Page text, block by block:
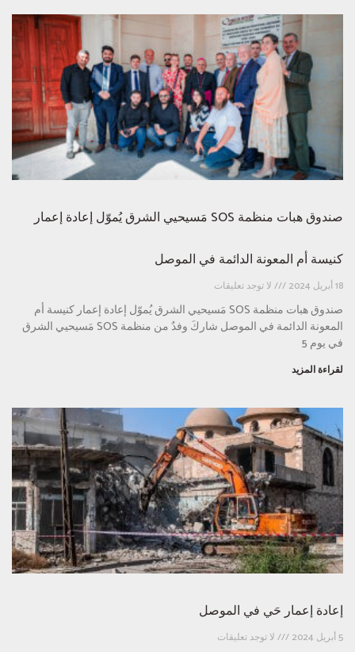
صندوق هبات منظمة SOS مَسيحيي الشرق يُموّل إعادة إعمار
كنيسة أم المعونة الدائمة في الموصل
18 أبريل 2024 لا توجد تعليقات
صندوق هبات منظمة SOS مَسيحيي الشرق يُموّل إعادة إعمار كنيسة أم
المعونة الدائمة في الموصل شاركَ وفدٌ من منظمة SOS مَسيحيي الشرق
في يوم 5
لقراءة المزيد
إعادة إعمار حَي في الموصل
5 أبريل 2024 لا توجد تعليقات